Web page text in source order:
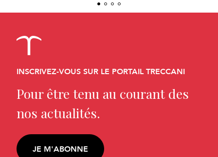
INSCRIVEZ-VOUS SUR LE PORTAIL TRECCANI
Pour être tenu au courant des
nos actualités.
JE M'ABONNE